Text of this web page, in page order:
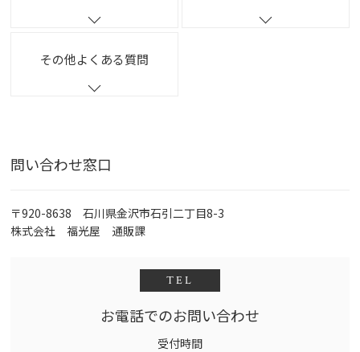
その他よくある質問
問い合わせ窓口
〒920-8638 石川県金沢市石引二丁目8-3
株式会社 福光屋 通販課
TEL
お電話でのお問い合わせ
受付時間